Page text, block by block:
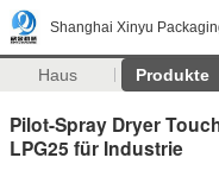
Shanghai Xinyu
Haus Produkte
Pilot-Spray Dryer
LPG25 für Industrie